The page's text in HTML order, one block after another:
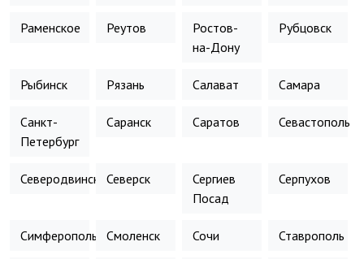
Раменское Реутов
Ростов-
на-Дону
Рубцовск
Рыбинск Рязань Салават Самара
Санкт-
Петербург
Саранск Саратов Севастополь
Северодвинск Северск
Сергиев
Посад
Серпухов
Симферополь Смоленск Сочи Ставрополь